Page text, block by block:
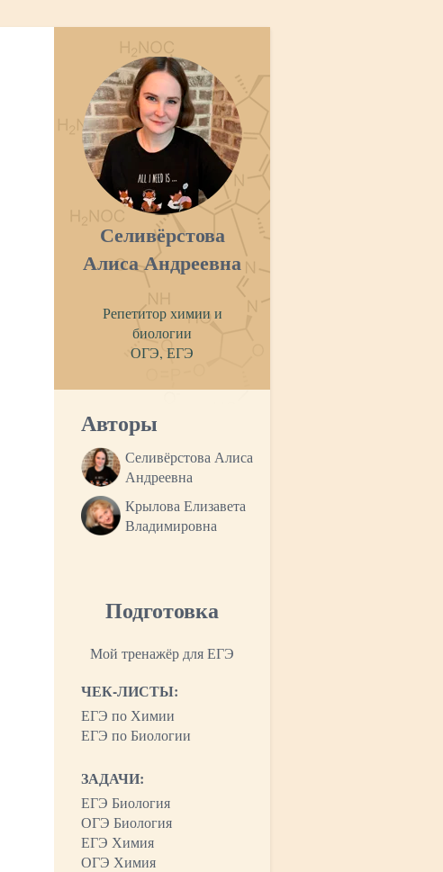
Селивёрстова
Алиса Андреевна
Репетитор химии и
биологии
ОГЭ, ЕГЭ
Авторы
Селивёрстова Алиса
Андреевна
Крылова Елизавета
Владимировна
Подготовка
Мой тренажёр для ЕГЭ
ЧЕК-ЛИСТЫ:
ЕГЭ по Химии
ЕГЭ по Биологии
ЗАДАЧИ:
ЕГЭ Биология
ОГЭ Биология
ЕГЭ Химия
ОГЭ Химия